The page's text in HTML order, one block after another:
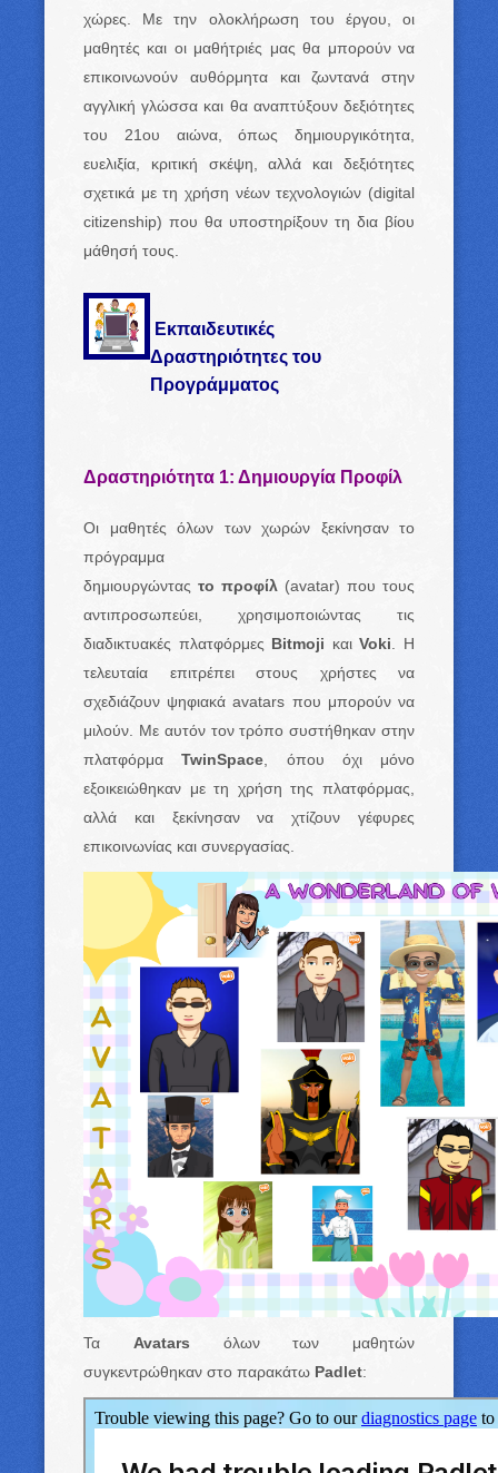
χώρες. Με την ολοκλήρωση του έργου, οι
μαθητές και οι μαθήτριές μας θα μπορούν να
επικοινωνούν αυθόρμητα και ζωντανά στην
αγγλική γλώσσα και θα αναπτύξουν δεξιότητες
του 21ου αιώνα, όπως δημιουργικότητα,
ευελιξία, κριτική σκέψη, αλλά και δεξιότητες
σχετικά με τη χρήση νέων τεχνολογιών (digital
citizenship) που θα υποστηρίξουν τη δια βίου
μάθησή τους.
Εκπαιδευτικές
Δραστηριότητες του
Προγράμματος
Δραστηριότητα 1: Δημιουργία Προφίλ
Οι μαθητές όλων των χωρών ξεκίνησαν το
πρόγραμμα
δημιουργώντας το προφίλ (avatar) που τους
αντιπροσωπεύει, χρησιμοποιώντας τις
διαδικτυακές πλατφόρμες Bitmoji καιVoki . Η
τελευταία επιτρέπει στους χρήστες να
σχεδιάζουν ψηφιακά avatars που μπορούν να
μιλούν. Με αυτόν τον τρόπο συστήθηκαν στην
πλατφόρμαTwinSpace , όπου όχι μόνο
εξοικειώθηκαν με τη χρήση της πλατφόρμας,
αλλά και ξεκίνησαν να χτίζουν γέφυρες
επικοινωνίας και συνεργασίας.
Τα Avatars όλων των μαθητών
συγκεντρώθηκαν στο παρακάτω Padlet: